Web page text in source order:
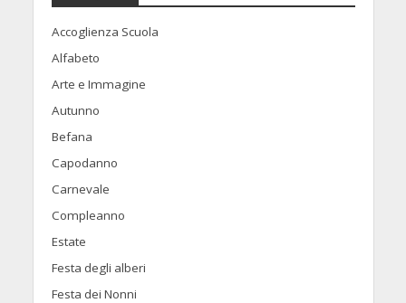
Accoglienza Scuola
Alfabeto
Arte e Immagine
Autunno
Befana
Capodanno
Carnevale
Compleanno
Estate
Festa degli alberi
Festa dei Nonni